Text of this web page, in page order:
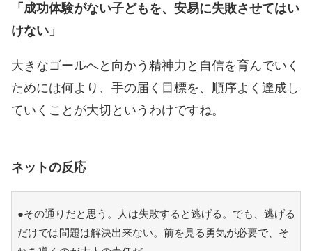
「成功体験がない子どもを、安易に失敗させてはい
けない」
大きなゴールへと向かう精神力と自信を育んでいく
ためには何より、手の届く目標を、順序よく達成し
ていくことが大切というわけですね。
ネットの反応
●その通りだと思う。人は失敗すると逃げる。でも、逃げる
だけでは問題は解決出来ない。前を見る勇気が必要で、そ